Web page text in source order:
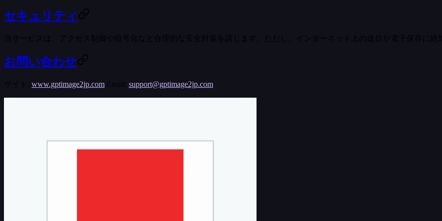
セキュリティ
当サービスは、アクセス制御や暗号化など合理的な安全対策を講じます。ただし、インターネット上の送信や電子保存に絶
お問い合わせ
サイト www.gptimage2jp.com Email support@gptimage2jp.com